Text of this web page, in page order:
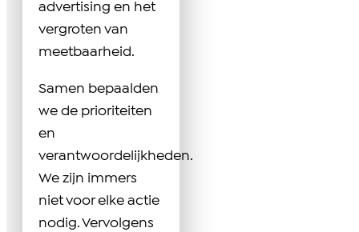
advertising en het
vergroten van
meetbaarheid.
Samen bepaalden
we de prioriteiten
en
verantwoordelijkheden.
We zijn immers
niet voor elke actie
nodig. Vervolgens